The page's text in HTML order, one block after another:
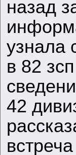
назад
узнала
в 82
42